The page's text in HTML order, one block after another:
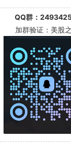
QQ群：
加群验证：美股